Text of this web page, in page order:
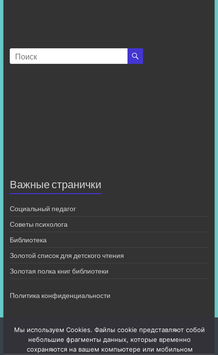
Важные странички
Социальный педагог
Советы психолога
Библиотека
Золотой список для детского чтения
Золотая полка книг библиотеки
Политика конфиденциальности
Мы используем Cookies. Файлы cookie представляют собой
небольшие фрагменты данных, которые временно
сохраняются на вашем компьютере или мобильном